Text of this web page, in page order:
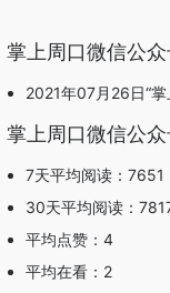
掌上周口微信公众
2021年07月26日“掌
掌上周口微信公众
7天平均阅读：7651
30天平均阅读：
平均点赞：4
平均在看：2